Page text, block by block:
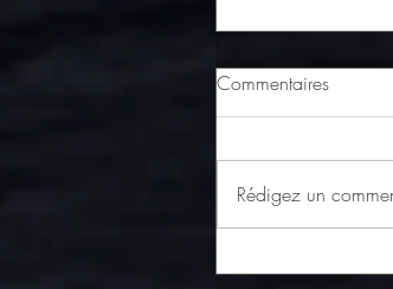
Commentaires
Rédigez un